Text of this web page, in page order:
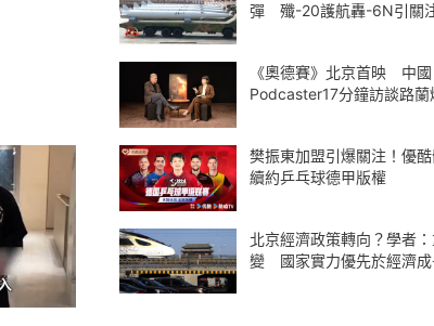
彈 殲-20護航轟-6N引關
《奧德賽》北京首映 中國
Podcaster17分鐘訪談路蘭
樊振東加盟引爆關注！優
續約乒乓球德甲版權
北京經濟政策轉向？學者
變 國家實力優先於經濟成